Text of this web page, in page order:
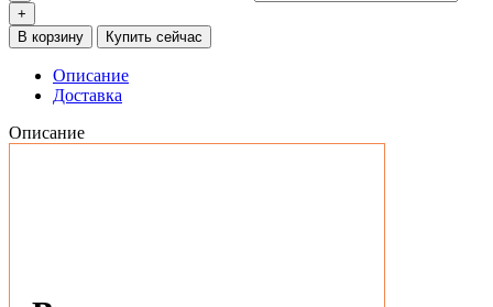
В корзину Купить сейчас
Описание
Доставка
Описание